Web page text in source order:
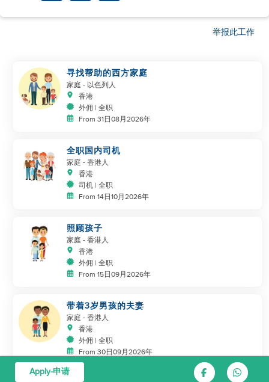
举报此工作
寻找帮助的西方家庭
家庭 - 以色列人
香港
外佣 | 全职
From 31日08月2026年
全职国内司机
家庭 - 香港人
香港
司机 | 全职
From 14日10月2026年
照顾孩子
家庭 - 香港人
香港
外佣 | 全职
From 15日09月2026年
带着3岁男孩的夫妻
家庭 - 香港人
香港
外佣 | 全职
From 30日09月2026年
Apply-申请